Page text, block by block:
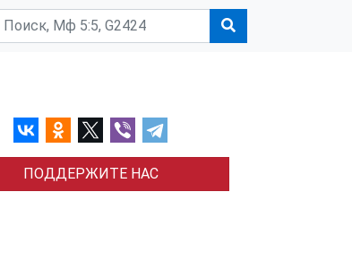
ПОДДЕРЖИТЕ НАС